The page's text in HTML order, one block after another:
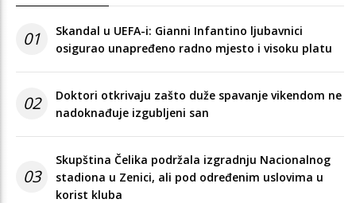
01
Skandal u UEFA-i: Gianni Infantino ljubavnici
osigurao unapređeno radno mjesto i visoku platu
02
Doktori otkrivaju zašto duže spavanje vikendom ne
nadoknađuje izgubljeni san
03
Skupština Čelika podržala izgradnju Nacionalnog
stadiona u Zenici, ali pod određenim uslovima u
korist kluba